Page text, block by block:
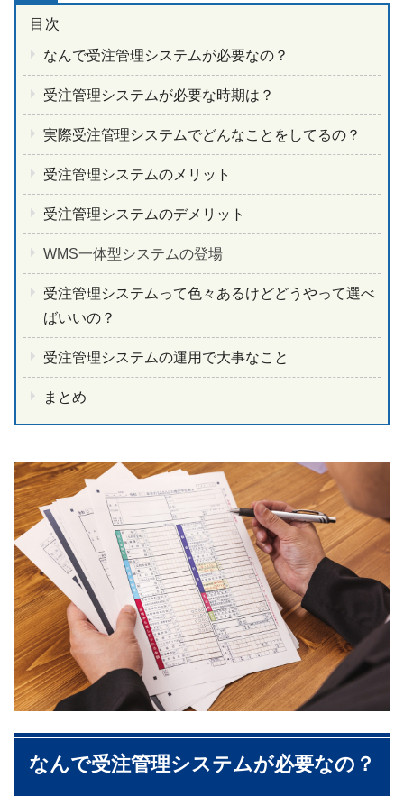
なんで受注管理システムが必要なの？
受注管理システムが必要な時期は？
実際受注管理システムでどんなことをしてるの？
受注管理システムのメリット
受注管理システムのデメリット
WMS一体型システムの登場
受注管理システムって色々あるけどどうやって選べ
ばいいの？
受注管理システムの運用で大事なこと
まとめ
なんで受注管理システムが必要なの？